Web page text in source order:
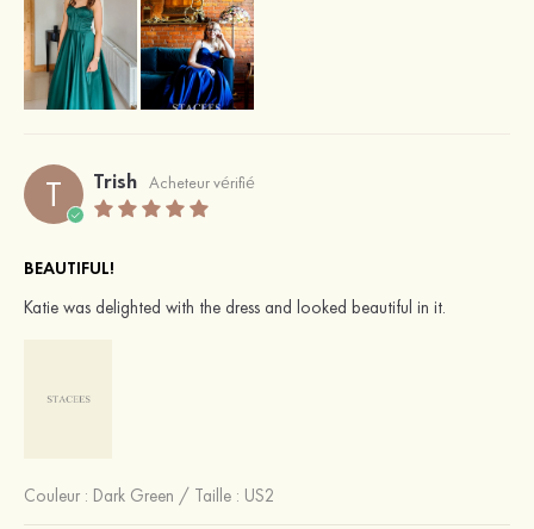
T Trish Acheteur vérifié
BEAUTIFUL!
Katie was delighted with the dress and looked beautiful in it.
Couleur : Dark Green / Taille : US2